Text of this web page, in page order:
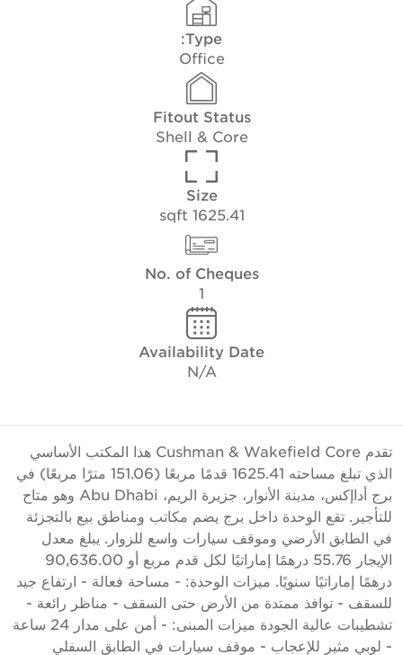
Type:
Office
Fitout Status
Shell & Core
Size
1625.41 sqft
No. of Cheques
Availability Date
N/A
تقدم Cushman & Wakefield Core هذا المكتب الأساسي
الذي تبلغ مساحته 1625.41 قدمًا مربعًا (151.06 مترًا مربعًا) في
برج أداإكس، مدينة الأنوار، جزيرة الريم، Abu Dhabi وهو متاح
للتأجير. تقع الوحدة داخل برج يضم مكاتب ومناطق بيع بالتجزئة
في الطابق الأرضي وموقف سيارات واسع للزوار. يبلغ معدل
الإيجار 55.76 درهمًا إماراتيًا لكل قدم مربع أو 90,636.00
درهمًا إماراتيًا سنويًا. ميزات الوحدة: - مساحة فعالة - ارتفاع جيد
للسقف - نوافذ ممتدة من الأرض حتى السقف - مناظر رائعة -
تشطيبات عالية الجودة ميزات المبنى: - أمن على مدار 24 ساعة
- لوبي مثير للإعجاب - موقف سيارات في الطابق السفلي